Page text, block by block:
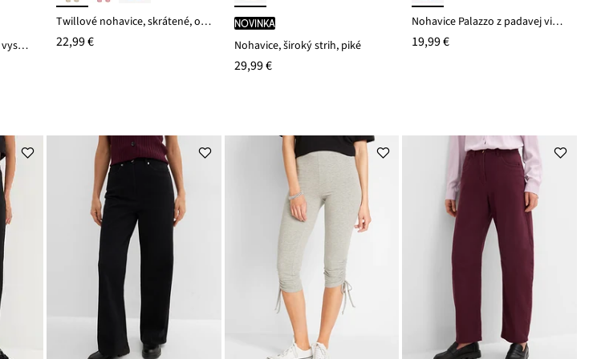
Twillové nohavice Mom s vysokým pásom
Twillové nohavice, skrátené, obnosený vzhľad
22,99 €
novinka
Nohavice, široký strih, piké
29,99 €
Nohavice Palazzo z padavej viskózy
19,99 €